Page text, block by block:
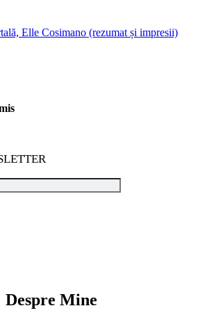
Elle Cosimano (rezumat și impresii)
Despre Mine